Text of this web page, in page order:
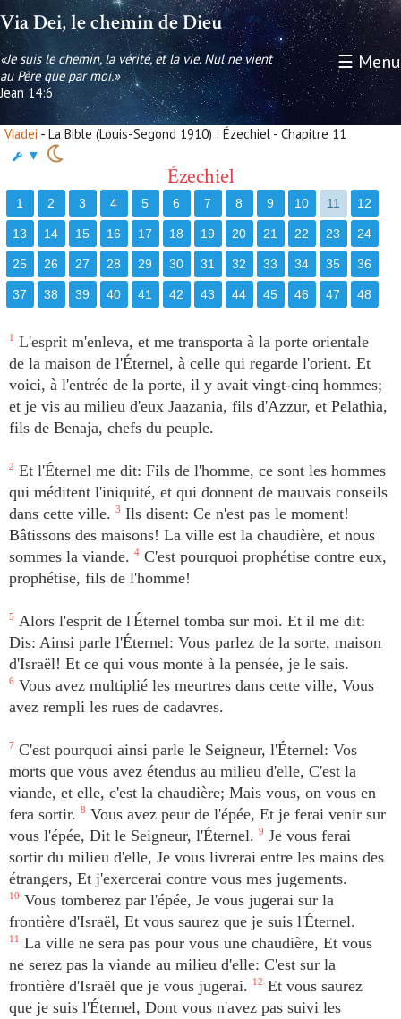
Via Dei, le chemin de Dieu
«Je suis le chemin, la vérité, et la vie. Nul ne vient
au Père que par moi.»
Jean 14:6
☰ Menu
Viadei - La Bible (Louis-Segond 1910) : Ézechiel - Chapitre 11
▼
Ézechiel
1 2 3 4 5 6 7 8 9 10 11 12
13 14 15 16 17 18 19 20 21 22 23 24
25 26 27 28 29 30 31 32 33 34 35 36
37 38 39 40 41 42 43 44 45 46 47 48
1
L'esprit m'enleva, et me transporta à la porte orientale
de la maison de l'Éternel, à celle qui regarde l'orient. Et
voici, à l'entrée de la porte, il y avait vingt-cinq hommes;
et je vis au milieu d'eux Jaazania, fils d'Azzur, et Pelathia,
fils de Benaja, chefs du peuple.
2 Et l'Éternel me dit: Fils de l'homme, ce sont les hommes
qui méditent l'iniquité, et qui donnent de mauvais conseils
dans cette ville. 3 Ils disent: Ce n'est pas le moment!
Bâtissons des maisons! La ville est la chaudière, et nous
sommes la viande. 4 C'est pourquoi prophétise contre eux,
prophétise, fils de l'homme!
5 Alors l'esprit de l'Éternel tomba sur moi. Et il me dit:
Dis: Ainsi parle l'Éternel: Vous parlez de la sorte, maison
d'Israël! Et ce qui vous monte à la pensée, je le sais.
6 Vous avez multiplié les meurtres dans cette ville, Vous
avez rempli les rues de cadavres.
7 C'est pourquoi ainsi parle le Seigneur, l'Éternel: Vos
morts que vous avez étendus au milieu d'elle, C'est la
viande, et elle, c'est la chaudière; Mais vous, on vous en
fera sortir. 8 Vous avez peur de l'épée, Et je ferai venir sur
vous l'épée, Dit le Seigneur, l'Éternel. 9 Je vous ferai
sortir du milieu d'elle, Je vous livrerai entre les mains des
étrangers, Et j'exercerai contre vous mes jugements.
10 Vous tomberez par l'épée, Je vous jugerai sur la
frontière d'Israël, Et vous saurez que je suis l'Éternel.
11
La ville ne sera pas pour vous une chaudière, Et vous
ne serez pas la viande au milieu d'elle: C'est sur la
frontière d'Israël que je vous jugerai.
12 Et vous saurez
que je suis l'Éternel, Dont vous n'avez pas suivi les